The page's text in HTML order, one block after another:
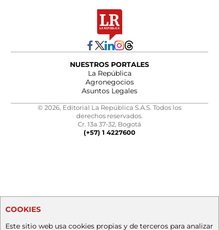
NUESTROS PORTALES
La República
Agronegocios
Asuntos Legales
© 2026, Editorial La República S.A.S. Todos los
derechos reservados.
Cr. 13a 37-32, Bogotá
(+57) 1 4227600
COOKIES
Este sitio web usa cookies propias y de terceros para analizar